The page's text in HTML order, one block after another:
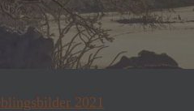
2021